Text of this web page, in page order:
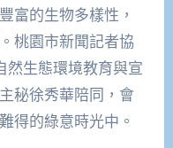
富的生物多樣性，
桃園市新聞記者協
然生態環境教育與宣
秘徐秀華陪同，會
得的綠意時光中。